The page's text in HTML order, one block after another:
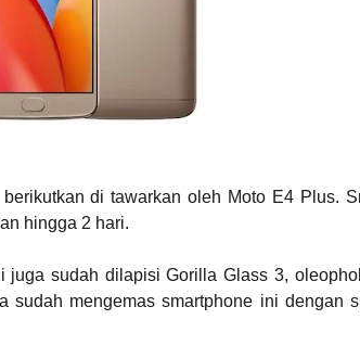
di tawarkan oleh Moto E4 Plus.
hingga 2 hari.
juga sudah dilapisi Gorilla Glass 3,
mengemas smartphone ini dengan